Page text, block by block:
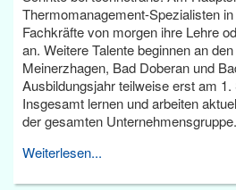
Thermomanagement-Spezialisten
Fachkräfte von morgen ihre Lehre
an. Weitere Talente beginnen an
Meinerzhagen, Bad Doberan und
Ausbildungsjahr teilweise erst am
Insgesamt lernen und arbeiten
der gesamten Unternehmensgruppe.
Weiterlesen...